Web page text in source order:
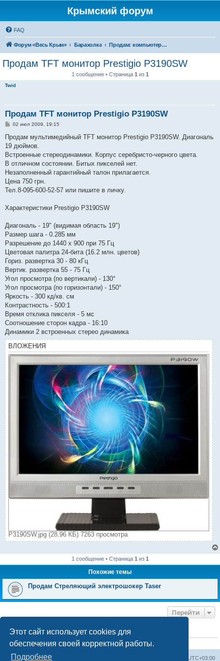
Этот сайт использует cookies для
обеспечения своей корректной работы.
Подробнее
Крымский форум
FAQ
Форум «Весь Крым» Барахолка Продам: компьютеры, комплектующие, оргтехника
Продам TFT монитор Prestigio P3190SW
1 сообщение • Страница 1 из 1
Twid
Продам TFT монитор Prestigio P3190SW
С
о
щ
е
и
е
02 июл 2009, 19:15
Продам мультимедийный TFT монитор Prestigio P3190SW. Диагональ
19 дюймов.
Встроенные стереодинамики. Корпус серебристо-черного цвета.
В отличном состоянии. Битых пикселей нет.
Незаполненный гарантийный талон прилагается.
Цена 750 грн.
Тел.8-095-600-52-57 или пишите в личку.
Характеристики Prestigio P3190SW
Диагональ - 19" (видимая область 19")
Размер шага - 0.285 мм
Разрешение до 1440 x 900 при 75 Гц
Цветовая палитра 24-бита (16.2 млн. цветов)
Гориз. развертка 30 - 80 кГц
Вертик. развертка 55 - 75 Гц
Угол просмотра (по вертикали) - 130°
Угол просмотра (по горизонтали) - 150°
Яркость - 300 кд/кв. см
Контрастность - 500:1
Время отклика пикселя - 5 мс
Соотношение сторон кадра - 16:10
Динамики 2 встроенных стерео динамика
ВЛОЖЕНИЯ
P3190SW.jpg (28.96 КБ) 7263 просмотра
1 сообщение • Страница 1 из 1
Похожие темы
Продам Стреляющий электрошокер Taser
Перейти
КТО СЕЙЧАС НА КОНФЕРЕНЦИИ
Сейчас этот форум просматривают:ClaudeBot [ИИ бот]и 0 гостей
Форум «Весь Крым» UTC+03:00